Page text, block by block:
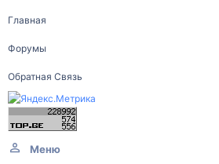
Главная
Форумы
Обратная Связь
Меню